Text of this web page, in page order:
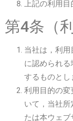
上記の利用
第4条（
当社は，利
に認められ
するものとし
利用目的の変
いて，当社所
たは本ウェブ